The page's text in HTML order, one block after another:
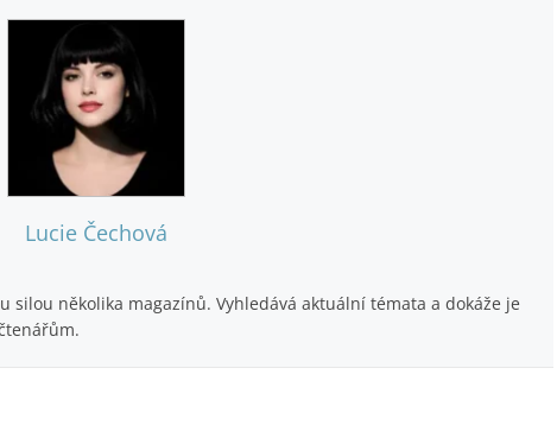
Lucie Čechová
silou několika magazínů. Vyhledává aktuální témata a dokáže je